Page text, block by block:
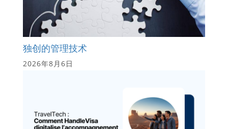
独创的管理技术
2026年8月6日